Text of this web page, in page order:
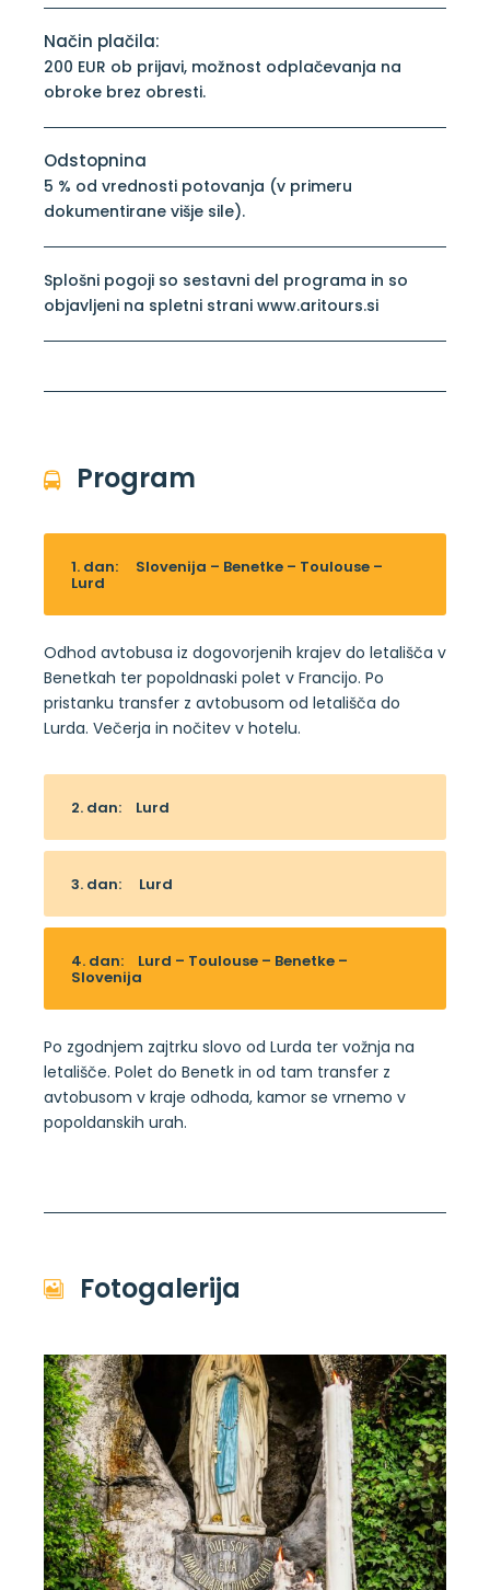
Način plačila:
200 EUR ob prijavi, možnost odplačevanja na
obroke brez obresti.
Odstopnina
5 % od vrednosti potovanja (v primeru
dokumentirane višje sile).
Splošni pogoji so sestavni del programa in so
objavljeni na spletni strani www.aritours.si
Program
1. dan: Slovenija – Benetke – Toulouse –
Lurd
Odhod avtobusa iz dogovorjenih krajev do letališča v
Benetkah ter popoldnaski polet v Francijo. Po
pristanku transfer z avtobusom od letališča do
Lurda. Večerja in nočitev v hotelu.
2. dan: Lurd
3. dan: Lurd
4. dan: Lurd – Toulouse – Benetke –
Slovenija
Po zgodnjem zajtrku slovo od Lurda ter vožnja na
letališče. Polet do Benetk in od tam transfer z
avtobusom v kraje odhoda, kamor se vrnemo v
popoldanskih urah.
Fotogalerija